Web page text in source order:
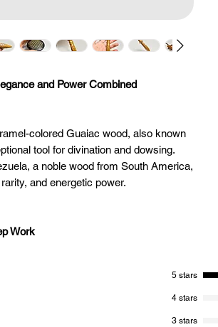
and Power Combined
colored Guaiac wood, also known
tool for divination and dowsing.
a noble wood from South America,
and energetic power.
Work
and heaviest in the world, gives this
stability. Ideal for challenging and
5 stars
4 stars
3 stars